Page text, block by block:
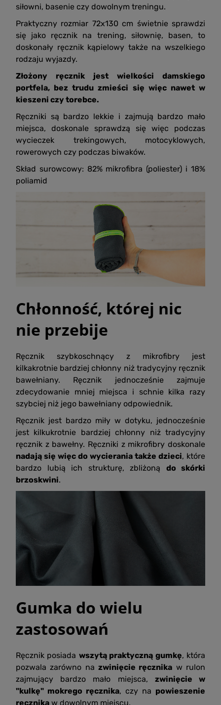
siłowni, basenie czy dowolnym treningu.
Praktyczny rozmiar 72x130 cm świetnie sprawdzi
się jako ręcznik na trening, siłownię, basen, to
doskonały ręcznik kąpielowy także na wszelkiego
rodzaju wyjazdy.
Złożony ręcznik jest wielkości damskiego
portfela, bez trudu zmieści się więc nawet w
kieszeni czy torebce.
Ręczniki są bardzo lekkie i zajmują bardzo mało
miejsca, doskonale sprawdzą się więc podczas
wycieczek trekingowych, motocyklowych,
rowerowych czy podczas biwaków.
Skład surowcowy: 82% mikrofibra (poliester) i 18%
poliamid
Chłonność, której nic
nie przebije
Ręcznik szybkoschnący z mikrofibry jest
kilkakrotnie bardziej chłonny niż tradycyjny ręcznik
bawełniany. Ręcznik jednocześnie zajmuje
zdecydowanie mniej miejsca i schnie kilka razy
szybciej niż jego bawełniany odpowiednik.
Ręcznik jest bardzo miły w dotyku, jednocześnie
jest kilkukrotnie bardziej chłonny niż tradycyjny
ręcznik z bawełny. Ręczniki z mikrofibry doskonale
nadają się więc do wycierania także dzieci, które
bardzo lubią ich strukturę, zbliżoną do skórki
brzoskwini.
Gumka do wielu
zastosowań
Ręcznik posiada wszytą praktyczną gumkę, która
pozwala zarówno na zwinięcie ręcznika w rulon
zajmujący bardzo mało miejsca, zwinięcie w
"kulkę" mokrego ręcznika, czy na powieszenie
ręcznika w dowolnym miejscu.